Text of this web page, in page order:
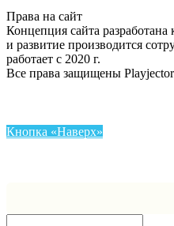
Права на сайт
Концепция сайта
и развитие производится
работает с 2020 г.
Все права защищены
Кнопка «Наверх»